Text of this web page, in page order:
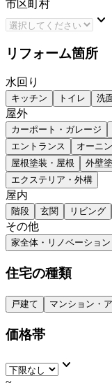
市区町村
keyboard_arrow_down
リフォーム箇所
水回り
キッチン トイレ 洗
屋外
カーポート・ガレージ
エントランス
オーニ
屋根塗装・屋根
外壁
エクステリア・外構
屋内
階段 玄関 リビング
その他
家全体・リノベーション
住宅の種類
戸建て マンション・
価格帯
keyboard_arrow_down
~